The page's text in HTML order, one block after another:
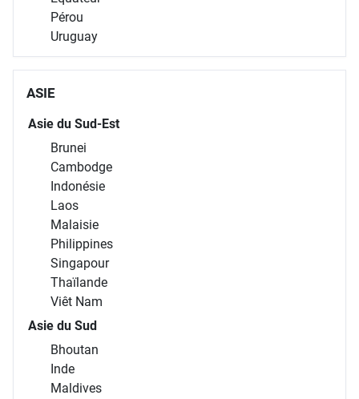
Pérou
Uruguay
ASIE
Asie du Sud-Est
Brunei
Cambodge
Indonésie
Laos
Malaisie
Philippines
Singapour
Thaïlande
Viêt Nam
Asie du Sud
Bhoutan
Inde
Maldives